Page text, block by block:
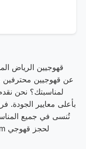
عن قهوجيين محترفين
لمناسبتك؟ نحن
بأعلى معايير الجودة.